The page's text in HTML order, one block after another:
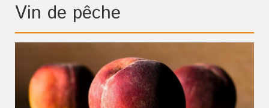
Vin de pêche